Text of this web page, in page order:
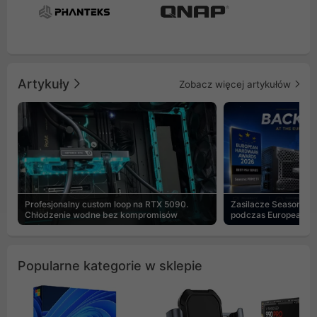
Artykuły Zobacz więcej artykułów
Profesjonalny custom loop na RTX 5090.
Chłodzenie wodne bez kompromisów
Zasilacze Seasonic
podczas European
Popularne kategorie w sklepie